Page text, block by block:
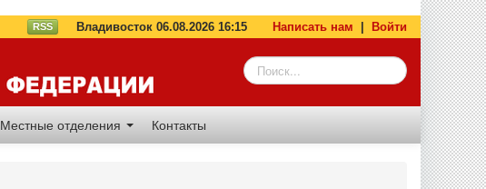
RSS Владивосток 06.08.2026 16:15 Написать нам Войти
Местные отделения Контакты